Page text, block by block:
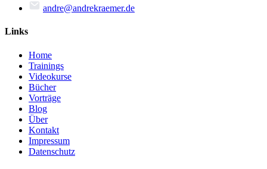
andre@andrekraemer.de
Links
Home
Trainings
Videokurse
Bücher
Vorträge
Blog
Über
Kontakt
Impressum
Datenschutz